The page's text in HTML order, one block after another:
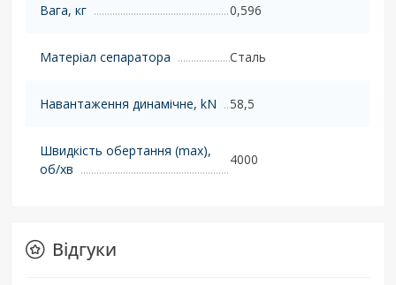
Вага, кг 0,596
Матеріал сепаратора Сталь
Навантаження динамічне, kN 58,5
Швидкість обертання (max),
об/хв
4000
Відгуки